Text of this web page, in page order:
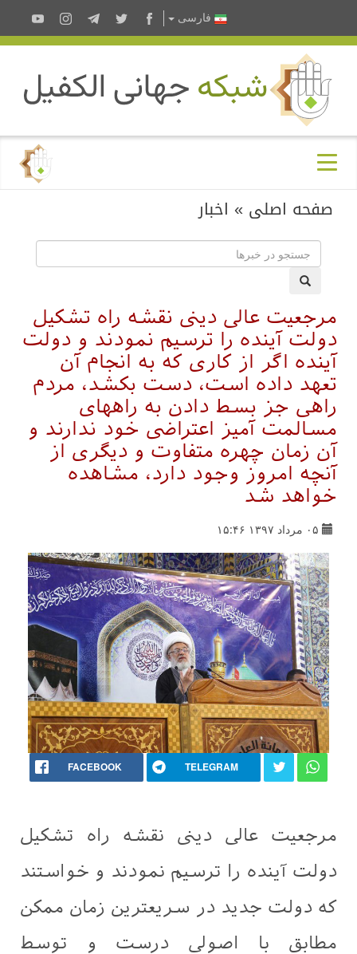
فارسى
صفحه اصلی » اخبار
مرجعيت عالی دینی نقشه راه تشکیل
دولت آینده را ترسیم نمودند و دولت
آینده اگر از کاری که به انجام آن
تعهد داده است، دست بکشد، مردم
راهی جز بسط دادن به راههای
مسالمت آمیز اعتراضی خود ندارند و
آن زمان چهره متفاوت و دیگری از
آنچه امروز وجود دارد، مشاهده
خواهد شد
۰۵ مرداد ۱۳۹۷ ۱۵:۴۶
FACEBOOK TELEGRAM
مرجعيت عالی دینی نقشه راه تشکیل
دولت آینده را ترسيم نمودند و خواستند
که دولت جدید در سریعترین زمان ممکن
مطابق با اصولی درست و توسط